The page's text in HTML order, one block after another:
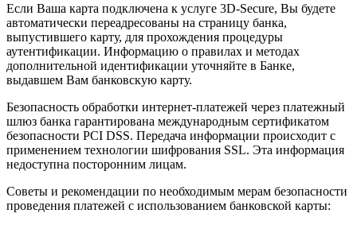
Если Ваша карта подключена к услуге 3D-Secure, Вы будете
автоматически переадресованы на страницу банка,
выпустившего карту, для прохождения процедуры
аутентификации. Информацию о правилах и методах
дополнительной идентификации уточняйте в Банке,
выдавшем Вам банковскую карту.
Безопасность обработки интернет-платежей через платежный
шлюз банка гарантирована международным сертификатом
безопасности PCI DSS. Передача информации происходит с
применением технологии шифрования SSL. Эта информация
недоступна посторонним лицам.
Советы и рекомендации по необходимым мерам безопасности
проведения платежей с использованием банковской карты: